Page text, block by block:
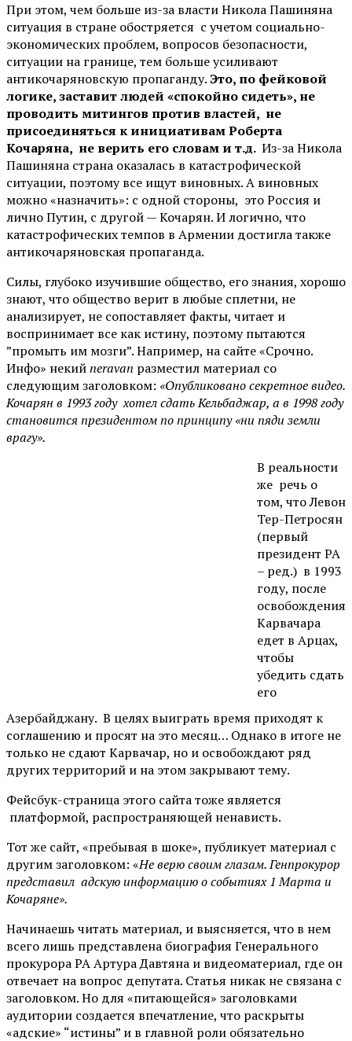
При этом, чем больше из-за власти Никола Пашиняна
ситуация в стране обостряется с учетом социально-
экономических проблем, вопросов безопасности,
ситуации на границе, тем больше усиливают
антикочаряновскую пропаганду.Это, по фейковой
логике, заставит людей «спокойно сидеть», не
проводить митингов против властей, не
присоединяться к инициативам Роберта
Кочаряна, не верить его словам и т.д. Из-за Никола
Пашиняна страна оказалась в катастрофической
ситуации, поэтому все ищут виновных. А виновных
можно «назначить»: с одной стороны, это Россия и
лично Путин, с другой — Кочарян. И логично, что
катастрофических темпов в Армении достигла также
антикочаряновская пропаганда.
Силы, глубоко изучившие общество, его знания, хорошо
знают, что общество верит в любые сплетни, не
анализирует, не сопоставляет факты, читает и
воспринимает все как истину, поэтому пытаются
”промыть им мозги”. Например, на сайте «Срочно.
Инфо» некийneravan разместил материал со
следующим заголовком: «Опубликовано секретное видео.
Кочарян в 1993 году хотел сдать Кельбаджар, а в 1998 году
становится президентом по принципу «ни пяди земли
врагу».
В реальности
же речь о
том, что Левон
Тер-Петросян
(первый
президент РА
– ред.) в 1993
году, после
освобождения
Карвачара
едет в Арцах,
чтобы
убедить сдать
его
Азербайджану. В целях выиграть время приходят к
соглашению и просят на это месяц… Однако в итоге не
только не сдают Карвачар, но и освобождают ряд
других территорий и на этом закрывают тему.
Фейсбук-страница этого сайта тоже является
платформой, распространяющей ненависть.
Тот же сайт, «пребывая в шоке», публикует материал с
другим заголовком: «Не верю своим глазам. Генпрокурор
представил адскую информацию о событиях 1 Марта и
Кочаряне».
Начинаешь читать материал, и выясняется, что в нем
всего лишь представлена биография Генерального
прокурора РА Артура Давтяна и видеоматериал, где он
отвечает на вопрос депутата. Статья никак не связана с
заголовком. Но для «питающейся» заголовками
аудитории создается впечатление, что раскрыты
«адские» “истины” и в главной роли обязательно